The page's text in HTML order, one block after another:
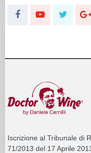
Iscrizione al Tribunale di
71/2013 del 17 Aprile